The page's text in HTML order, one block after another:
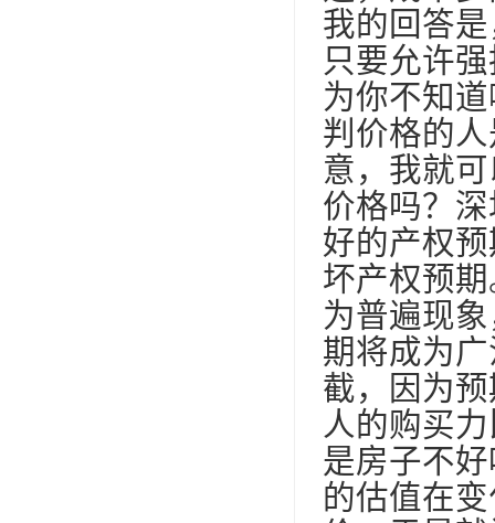
我的回答
只要允许
为你不知
判价格的
意，我就
价格吗？
好的产权
坏产权预
为普遍现
期将成为
截，因为
人的购买
是房子不
的估值在